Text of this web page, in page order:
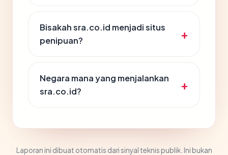
Bisakah sra.co.id menjadi situs
penipuan?
Negara mana yang menjalankan
sra.co.id?
Laporan ini dibuat otomatis dari sinyal teknis publik. Ini bukan